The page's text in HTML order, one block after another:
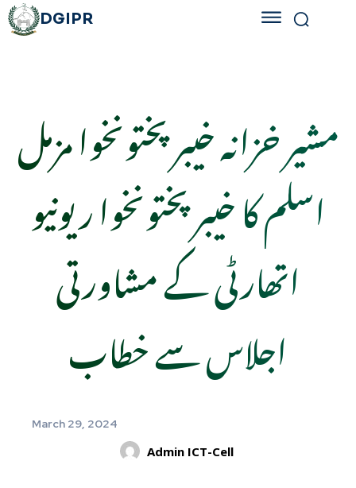
DGIPR
مشیر خزانہ خیبرپختونخوا مزمل
اسلم کا خیبرپختونخوا ریونیو
اتھارٹی کے مشاورتی
اجلاس سے خطاب
March 29, 2024
Admin ICT-Cell